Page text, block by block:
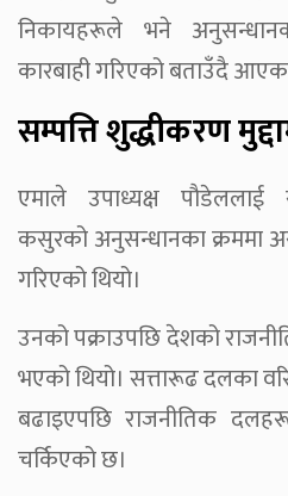
निकायहरूले भने
कारबाही गरिएको बताउँदै
सम्पत्ति शुद्धीकरण
एमाले उपाध्यक्ष पौडेललाई
कसुरको अनुसन्धानका क्रममा
गरिएको थियो।
उनको पक्राउपछि देशको
भएको थियो। सत्तारूढ दलका
बढाइएपछि राजनीतिक
चर्किएको छ।